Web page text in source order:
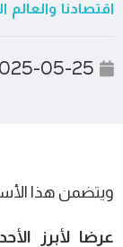
اقتصادنا والعالم
ويتضمن هذا
عرضا لأبرز